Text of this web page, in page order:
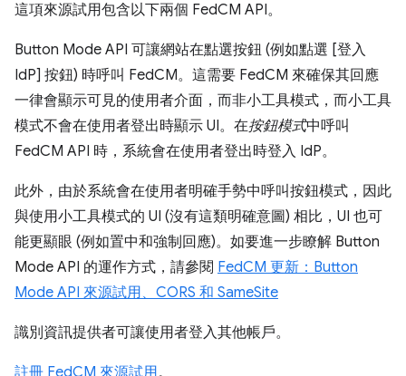
這項來源試用包含以下兩個 FedCM API。
Button Mode API 可讓網站在點選按鈕 (例如點選 [登入
IdP] 按鈕) 時呼叫 FedCM。這需要 FedCM 來確保其回應
一律會顯示可見的使用者介面，而非小工具模式，而小工具
模式不會在使用者登出時顯示 UI。在按鈕模式中呼叫
FedCM API 時，系統會在使用者登出時登入 IdP。
此外，由於系統會在使用者明確手勢中呼叫按鈕模式，因此
與使用小工具模式的 UI (沒有這類明確意圖) 相比，UI 也可
能更顯眼 (例如置中和強制回應)。如要進一步瞭解 Button
Mode API 的運作方式，請參閱 FedCM 更新：Button
Mode API 來源試用、CORS 和 SameSite
識別資訊提供者可讓使用者登入其他帳戶。
註冊 FedCM 來源試用 。